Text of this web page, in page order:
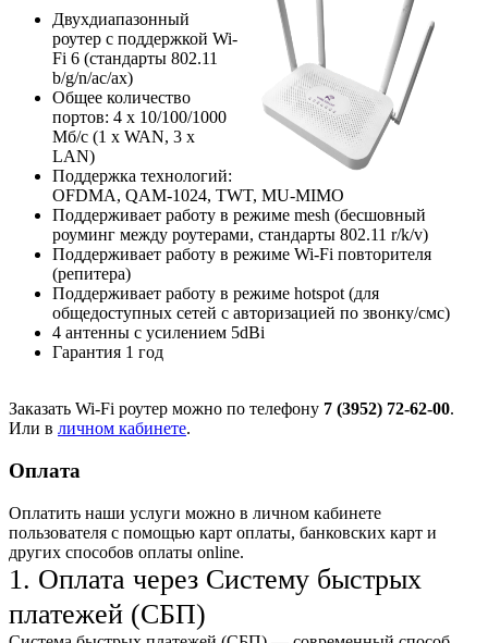
Двухдиапазонный
роутер с поддержкой Wi-
Fi 6 (стандарты 802.11
b/g/n/ac/ax)
Общее количество
портов: 4 х 10/100/1000
Мб/с (1 x WAN, 3 x
LAN)
Поддержка технологий:
OFDMA, QAM-1024, TWT, MU-MIMO
Поддерживает работу в режиме mesh (бесшовный
роуминг между роутерами, стандарты 802.11 r/k/v)
Поддерживает работу в режиме Wi-Fi повторителя
(репитера)
Поддерживает работу в режиме hotspot (для
общедоступных сетей с авторизацией по звонку/смс)
4 антенны с усилением 5dBi
Гарантия 1 год
Заказать Wi-Fi роутер можно по телефону 7 (3952) 72-62-00.
Или в личном кабинете.
Оплата
Оплатить наши услуги можно в личном кабинете
пользователя с помощью карт оплаты, банковских карт и
других способов оплаты online.
1. Оплата через Систему быстрых
платежей (СБП)